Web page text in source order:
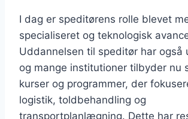
I dag er speditørens rolle blevet
specialiseret og teknologisk
Uddannelsen til speditør har også
og mange institutioner tilbyder nu
kurser og programmer, der
logistik, toldbehandling og
transportplanlægning. Dette har